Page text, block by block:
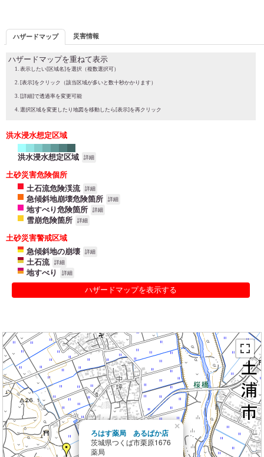
ハザードマップ 災害情報
ハザードマップを重ねて表示
表示したい[区域名]を選択（複数選択可）
[表示]をクリック（該当区域が多いと数十秒かかります）
[詳細]で透過率を変更可能
選択区域を変更したり地図を移動したら[表示]を再クリック
洪水浸水想定区域
洪水浸水想定区域 詳細
土砂災害危険個所
土石流危険渓流
詳細
急傾斜地崩壊危険箇所 詳細
地すべり危険箇所 詳細
雪崩危険箇所 詳細
土砂災害警戒区域
急傾斜地の崩壊
詳細
土石流 詳細
地すべり 詳細
ハザードマップを表示する
ろはす薬局 あるぱか店
茨城県つくば市栗原1676
薬局
×